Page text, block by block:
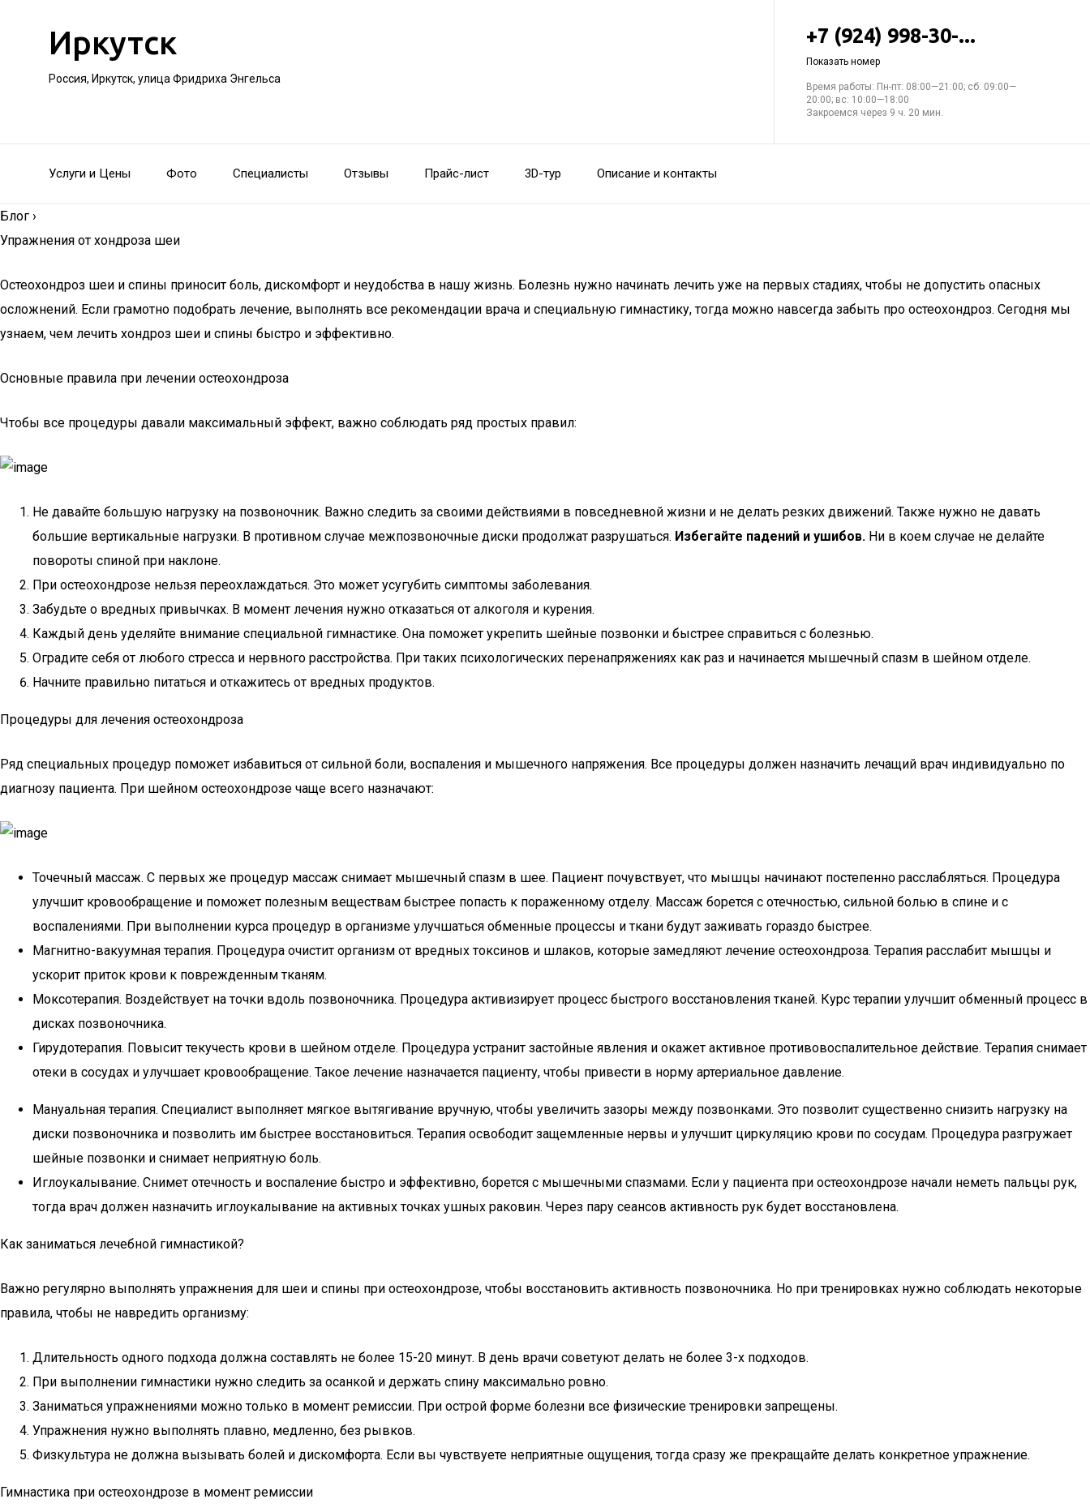
Иркутск
Россия, Иркутск, улица Фридриха Энгельса
+7 (924) 998-30-...
Показать номер
Время работы: Пн-пт: 08:00—21:00; сб: 09:00—
20:00; вс: 10:00—18:00
Закроемся через 9 ч. 20 мин.
Услуги и Цены Фото Специалисты Отзывы Прайс-лист 3D-тур Описание и контакты
Блог ›
Упражнения от хондроза шеи
Остеохондроз шеи и спины приносит боль, дискомфорт и неудобства в нашу жизнь. Болезнь нужно начинать лечить уже на первых стадиях, чтобы не допустить опасных
осложнений. Если грамотно подобрать лечение, выполнять все рекомендации врача и специальную гимнастику, тогда можно навсегда забыть про остеохондроз. Сегодня мы
узнаем, чем лечить хондроз шеи и спины быстро и эффективно.
Основные правила при лечении остеохондроза
Чтобы все процедуры давали максимальный эффект, важно соблюдать ряд простых правил:
Не давайте большую нагрузку на позвоночник. Важно следить за своими действиями в повседневной жизни и не делать резких движений. Также нужно не давать
большие вертикальные нагрузки. В противном случае межпозвоночные диски продолжат разрушаться. Избегайте падений и ушибов. Ни в коем случае не делайте
повороты спиной при наклоне.
При остеохондрозе нельзя переохлаждаться. Это может усугубить симптомы заболевания.
Забудьте о вредных привычках. В момент лечения нужно отказаться от алкоголя и курения.
Каждый день уделяйте внимание специальной гимнастике. Она поможет укрепить шейные позвонки и быстрее справиться с болезнью.
Оградите себя от любого стресса и нервного расстройства. При таких психологических перенапряжениях как раз и начинается мышечный спазм в шейном отделе.
Начните правильно питаться и откажитесь от вредных продуктов.
Процедуры для лечения остеохондроза
Ряд специальных процедур поможет избавиться от сильной боли, воспаления и мышечного напряжения. Все процедуры должен назначить лечащий врач индивидуально по
диагнозу пациента. При шейном остеохондрозе чаще всего назначают:
Точечный массаж. С первых же процедур массаж снимает мышечный спазм в шее. Пациент почувствует, что мышцы начинают постепенно расслабляться. Процедура
улучшит кровообращение и поможет полезным веществам быстрее попасть к пораженному отделу. Массаж борется с отечностью, сильной болью в спине и с
воспалениями. При выполнении курса процедур в организме улучшаться обменные процессы и ткани будут заживать гораздо быстрее.
Магнитно-вакуумная терапия. Процедура очистит организм от вредных токсинов и шлаков, которые замедляют лечение остеохондроза. Терапия расслабит мышцы и
ускорит приток крови к поврежденным тканям.
Моксотерапия. Воздействует на точки вдоль позвоночника. Процедура активизирует процесс быстрого восстановления тканей. Курс терапии улучшит обменный процесс в
дисках позвоночника.
Гирудотерапия. Повысит текучесть крови в шейном отделе. Процедура устранит застойные явления и окажет активное противовоспалительное действие. Терапия снимает
отеки в сосудах и улучшает кровообращение. Такое лечение назначается пациенту, чтобы привести в норму артериальное давление.
Мануальная терапия. Специалист выполняет мягкое вытягивание вручную, чтобы увеличить зазоры между позвонками. Это позволит существенно снизить нагрузку на
диски позвоночника и позволить им быстрее восстановиться. Терапия освободит защемленные нервы и улучшит циркуляцию крови по сосудам. Процедура разгружает
шейные позвонки и снимает неприятную боль.
Иглоукалывание. Снимет отечность и воспаление быстро и эффективно, борется с мышечными спазмами. Если у пациента при остеохондрозе начали неметь пальцы рук,
тогда врач должен назначить иглоукалывание на активных точках ушных раковин. Через пару сеансов активность рук будет восстановлена.
Как заниматься лечебной гимнастикой?
Важно регулярно выполнять упражнения для шеи и спины при остеохондрозе, чтобы восстановить активность позвоночника. Но при тренировках нужно соблюдать некоторые
правила, чтобы не навредить организму:
Длительность одного подхода должна составлять не более 15-20 минут. В день врачи советуют делать не более 3-х подходов.
При выполнении гимнастики нужно следить за осанкой и держать спину максимально ровно.
Заниматься упражнениями можно только в момент ремиссии. При острой форме болезни все физические тренировки запрещены.
Упражнения нужно выполнять плавно, медленно, без рывков.
Физкультура не должна вызывать болей и дискомфорта. Если вы чувствуете неприятные ощущения, тогда сразу же прекращайте делать конкретное упражнение.
Гимнастика при остеохондрозе в момент ремиссии